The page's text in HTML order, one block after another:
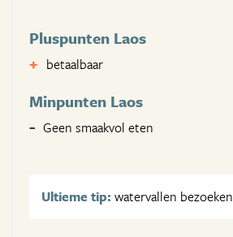
Pluspunten Laos
betaalbaar
Minpunten Laos
Geen smaakvol eten
Ultieme tip: watervallen bezoeken